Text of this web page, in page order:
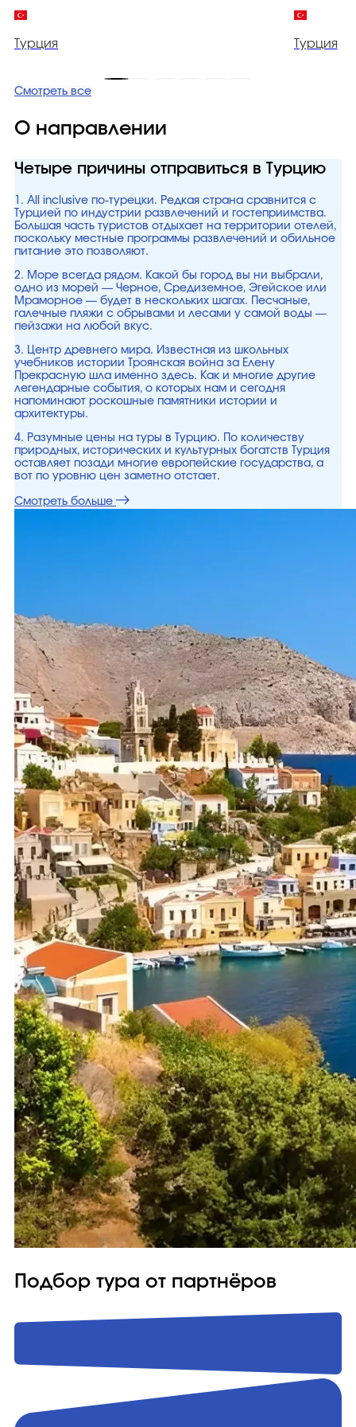
Турция Турция
Смотреть все
О направлении
Четыре причины отправиться в Турцию
1. All inclusive по-турецки. Редкая страна сравнится с
Турцией по индустрии развлечений и гостеприимства.
Большая часть туристов отдыхает на территории отелей,
поскольку местные программы развлечений и обильное
питание это позволяют.
2. Море всегда рядом. Какой бы город вы ни выбрали,
одно из морей — Черное, Средиземное, Эгейское или
Мраморное — будет в нескольких шагах. Песчаные,
галечные пляжи с обрывами и лесами у самой воды —
пейзажи на любой вкус.
3. Центр древнего мира. Известная из школьных
учебников истории Троянская война за Елену
Прекрасную шла именно здесь. Как и многие другие
легендарные события, о которых нам и сегодня
напоминают роскошные памятники истории и
архитектуры.
4. Разумные цены на туры в Турцию. По количеству
природных, исторических и культурных богатств Турция
оставляет позади многие европейские государства, а
вот по уровню цен заметно отстает.
Смотреть больше
Подбор тура от партнёров